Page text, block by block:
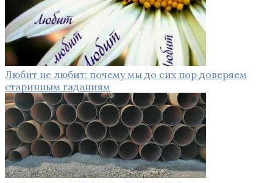
Любит не любит: почему мы до сих пор доверяем
старинным гаданиям